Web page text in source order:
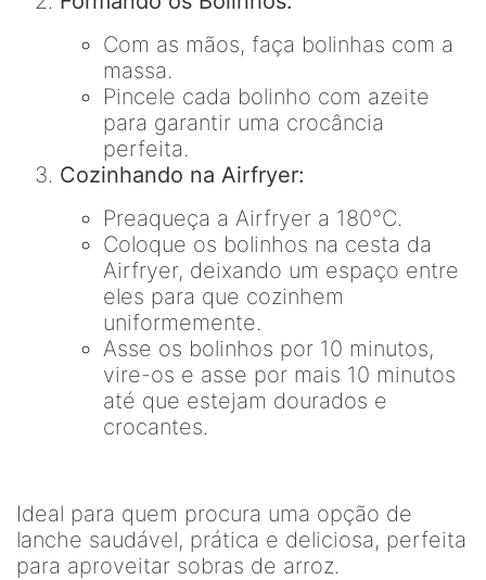
Com as mãos, faça bolinhas com a
massa.
Pincele cada bolinho com azeite
para garantir uma crocância
perfeita.
Cozinhando na Airfryer:
Preaqueça a Airfryer a 180°C.
Coloque os bolinhos na cesta da
Airfryer, deixando um espaço entre
eles para que cozinhem
uniformemente.
Asse os bolinhos por 10 minutos,
vire-os e asse por mais 10 minutos
até que estejam dourados e
crocantes.
Ideal para quem procura uma opção de
lanche saudável, prática e deliciosa, perfeita
para aproveitar sobras de arroz.